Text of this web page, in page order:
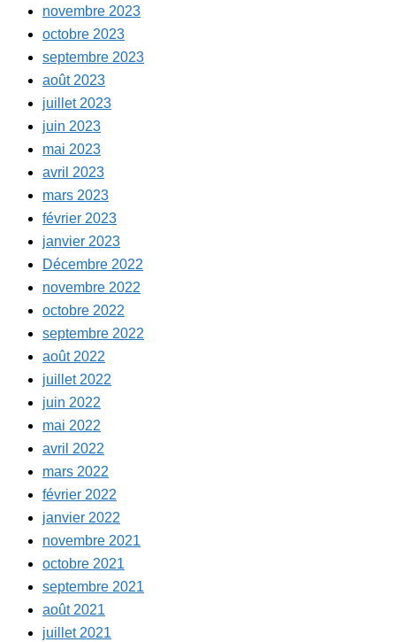
novembre 2023
octobre 2023
septembre 2023
août 2023
juillet 2023
juin 2023
mai 2023
avril 2023
mars 2023
février 2023
janvier 2023
Décembre 2022
novembre 2022
octobre 2022
septembre 2022
août 2022
juillet 2022
juin 2022
mai 2022
avril 2022
mars 2022
février 2022
janvier 2022
novembre 2021
octobre 2021
septembre 2021
août 2021
juillet 2021